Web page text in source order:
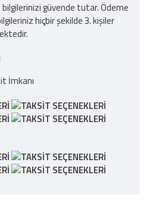
güvende tutar. Ödeme
hiçbir şekilde 3. kişiler
İmkanı